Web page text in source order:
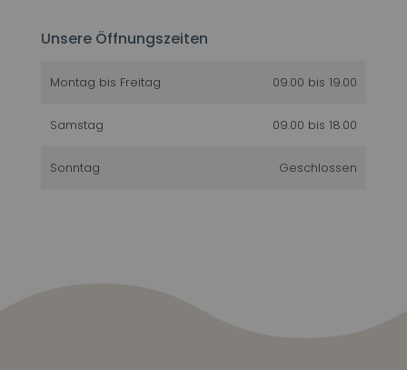
Unsere Öffnungszeiten
Montag bis Freitag 09.00 bis 19.00
Samstag 09.00 bis 18.00
Sonntag Geschlossen